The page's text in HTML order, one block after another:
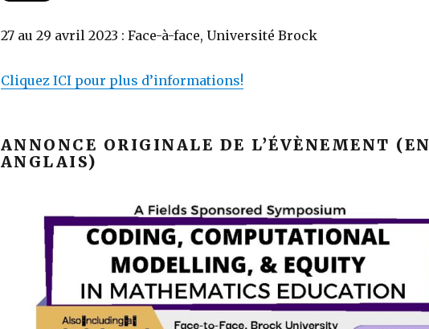
27 au 29 avril 2023 : Face-à-face, Université Brock
Cliquez ICI pour plus d’informations!
ANNONCE ORIGINALE DE L’ÉVÈNEMENT (EN
ANGLAIS)